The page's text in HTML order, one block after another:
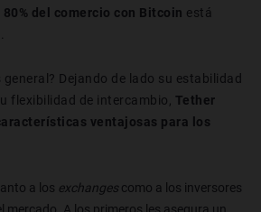
80% del comercio con Bitcoin está
Dejando de lado su estabilidad
flexibilidad de intercambio, Tether
ventajosas para los
a los exchanges como a los inversores
mercado. A los primeros les asegura un